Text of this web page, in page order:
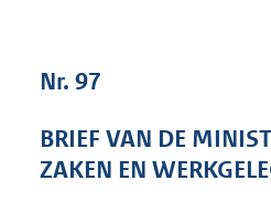
Nr. 97
BRIEF VAN DE
ZAKEN EN